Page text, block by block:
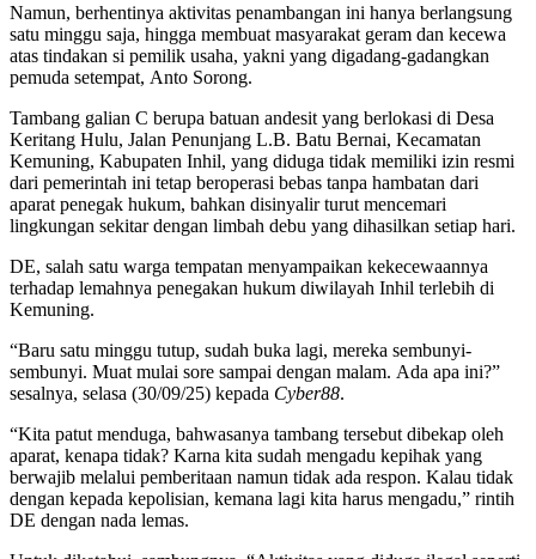
Namun, berhentinya aktivitas penambangan ini hanya berlangsung
satu minggu saja, hingga membuat masyarakat geram dan kecewa
atas tindakan si pemilik usaha, yakni yang digadang-gadangkan
pemuda setempat, Anto Sorong.
Tambang galian C berupa batuan andesit yang berlokasi di Desa
Keritang Hulu, Jalan Penunjang L.B. Batu Bernai, Kecamatan
Kemuning, Kabupaten Inhil, yang diduga tidak memiliki izin resmi
dari pemerintah ini tetap beroperasi bebas tanpa hambatan dari
aparat penegak hukum, bahkan disinyalir turut mencemari
lingkungan sekitar dengan limbah debu yang dihasilkan setiap hari.
DE, salah satu warga tempatan menyampaikan kekecewaannya
terhadap lemahnya penegakan hukum diwilayah Inhil terlebih di
Kemuning.
“Baru satu minggu tutup, sudah buka lagi, mereka sembunyi-
sembunyi. Muat mulai sore sampai dengan malam. Ada apa ini?”
sesalnya, selasa (30/09/25) kepada Cyber88.
“Kita patut menduga, bahwasanya tambang tersebut dibekap oleh
aparat, kenapa tidak? Karna kita sudah mengadu kepihak yang
berwajib melalui pemberitaan namun tidak ada respon. Kalau tidak
dengan kepada kepolisian, kemana lagi kita harus mengadu,” rintih
DE dengan nada lemas.